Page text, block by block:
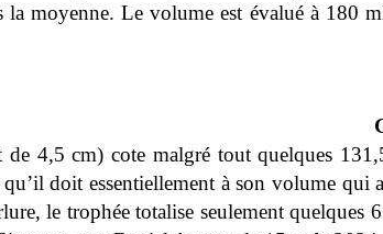
la moyenne. Le volume est évalué à 180
4,5 cm) cote malgré tout quelques
doit essentiellement à son volume qui
le trophée totalise seulement quelques